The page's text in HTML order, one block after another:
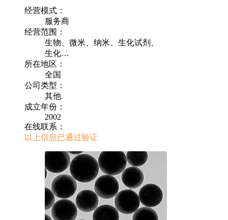
经营模式：
服务商
经营范围：
生物、微米、纳米、生化试剂、
生化…
所在地区：
全国
公司类型：
其他
成立年份：
2002
在线联系：
以上信息已通过验证